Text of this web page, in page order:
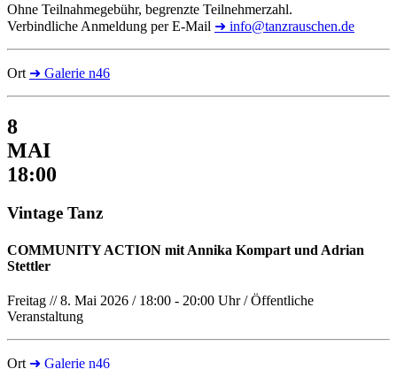
Ohne Teilnahmegebühr, begrenzte Teilnehmerzahl.
Verbindliche Anmeldung per E-Mail ➜ info@tanzrauschen.de
Ort ➜ Galerie n46
8
MAI
18:00
Vintage Tanz
COMMUNITY ACTION mit Annika Kompart und Adrian
Stettler
Freitag // 8. Mai 2026 / 18:00 - 20:00 Uhr / Öffentliche
Veranstaltung
Ort ➜ Galerie n46